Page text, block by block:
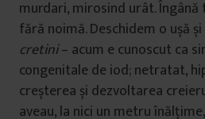
murdari, mirosind urât.
fără noimă. Deschidem o ușă
cretini– acum e cunoscut ca
congenitale de iod; netratat,
creșterea și dezvoltarea
aveau, la nici un metru